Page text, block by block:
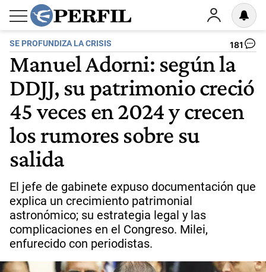
SE PROFUNDIZA LA CRISIS 181
Manuel Adorni: según la
DDJJ, su patrimonio creció
45 veces en 2024 y crecen
los rumores sobre su
salida
El jefe de gabinete expuso documentación que
explica un crecimiento patrimonial
astronómico; su estrategia legal y las
complicaciones en el Congreso. Milei,
enfurecido con periodistas.